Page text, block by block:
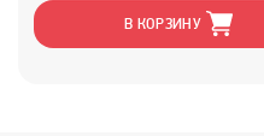
В КОРЗИНУ